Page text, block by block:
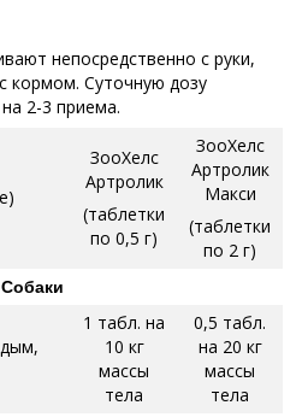
непосредственно с руки,
кормом. Суточную дозу
2-3 приема.
ЗооХелс
Артролик
(таблетки
по 0,5 г)
ЗооХелс
Артролик
Макси
(таблетки
по 2 г)
Собаки
1 табл. на
10 кг
массы
тела
0,5 табл.
на 20 кг
массы
тела